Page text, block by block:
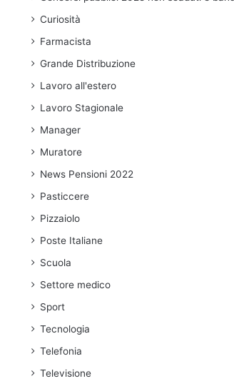
Curiosità
Farmacista
Grande Distribuzione
Lavoro all'estero
Lavoro Stagionale
Manager
Muratore
News Pensioni 2022
Pasticcere
Pizzaiolo
Poste Italiane
Scuola
Settore medico
Sport
Tecnologia
Telefonia
Televisione